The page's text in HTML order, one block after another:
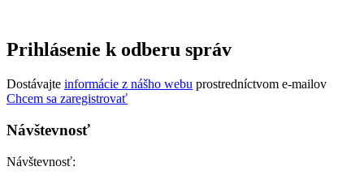
Prihlásenie k odberu správ
Dostávajte informácie z nášho webu prostredníctvom e-mailov
Chcem sa zaregistrovať
Návštevnosť
Návštevnosť: